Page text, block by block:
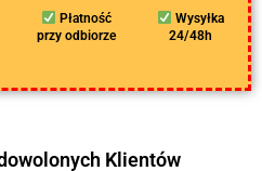
Płatność
przy odbiorze
Wysyłka
24/48h
Klientów